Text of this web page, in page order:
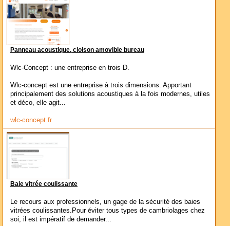
Panneau acoustique, cloison amovible bureau
Wlc-Concept : une entreprise en trois D.
Wlc-concept est une entreprise à trois dimensions. Apportant
principalement des solutions acoustiques à la fois modernes, utiles
et déco, elle agit...
wlc-concept.fr
Baie vitrée coulissante
Le recours aux professionnels, un gage de la sécurité des baies
vitrées coulissantes.Pour éviter tous types de cambriolages chez
soi, il est impératif de demander...